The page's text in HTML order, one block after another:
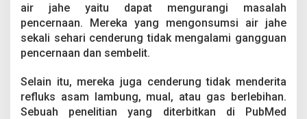
air jahe yaitu dapat mengurangi masalah
pencernaan. Mereka yang mengonsumsi air jahe
sekali sehari cenderung tidak mengalami gangguan
pencernaan dan sembelit.
Selain itu, mereka juga cenderung tidak menderita
refluks asam lambung, mual, atau gas berlebihan.
Sebuah penelitian yang diterbitkan di PubMed